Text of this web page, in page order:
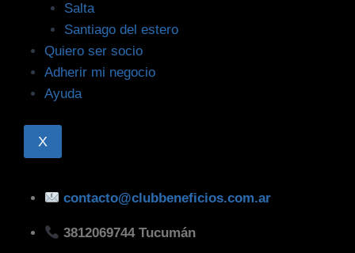
Salta
Santiago del estero
Quiero ser socio
Adherir mi negocio
Ayuda
X
contacto@clubbeneficios.com.ar
3812069744 Tucumán